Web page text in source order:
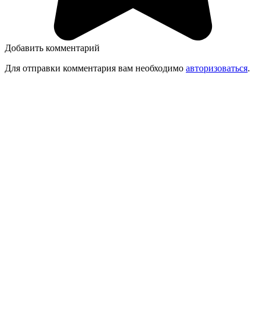
Добавить комментарий
Для отправки комментария вам необходимо авторизоваться.